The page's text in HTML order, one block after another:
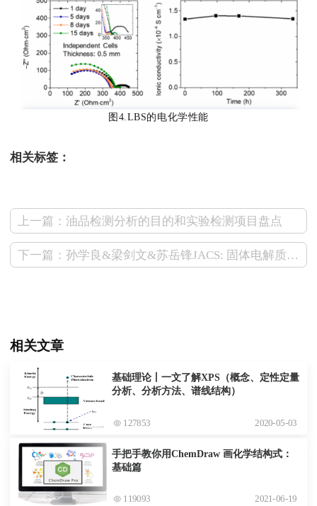
图4.LBS的电化学性能
相关标签：
上一篇：油品检测分析的目的和实验检测项目盘点
下一篇：孙学良&梁剑文&苏岳锋JACS: 固体电解质中超离子传导的起源！
相关文章
基础理论丨一文了解XPS（概念、定性定量
分析、分析方法、谱线结构）
127853 2020-05-03
手把手教你用ChemDraw 画化学结构式：
基础篇
119093 2021-06-19